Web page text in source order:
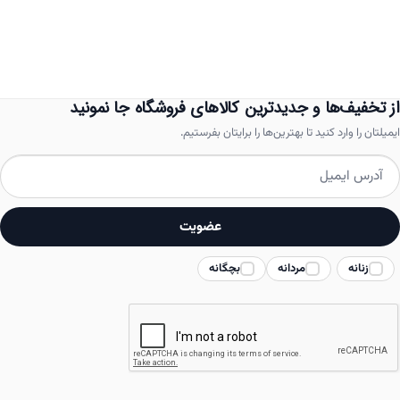
باشد.
ها
در
از تخفیف‌ها و جدیدترین کالاهای فروشگاه جا نمونید
ایمیلتان را وارد کنید تا بهترین‌ها را برایتان بفرستیم.
زنانه مردانه بچگانه
عضویت